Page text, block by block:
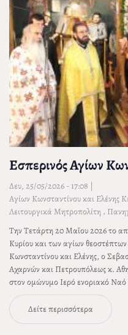
Εσπερινός Αγίων
Δευ, 25/05/2026 - 17:08
Αγίων Κωνσταντίνου και Ελένης
Λειτουργικά Μητροπολίτη ,
Την Τετάρτη 20 Μαΐου 2026 το
Κυρίου και των αγίων
Κωνσταντίνου και Ελένης, ο
Αχαρνών και Πετρουπόλεως κ.
στον ομώνυμο Ιερό ενοριακό Ναό
Δείτε περισσότερα